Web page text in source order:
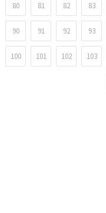
80 81 82 83
90 91 92 93
100 101 102 103